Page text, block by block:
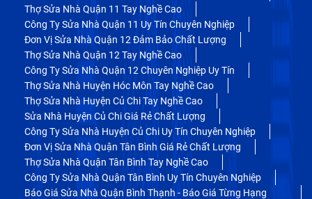
Thợ Sửa Nhà Quận 11 Tay Nghề Cao
Công Ty Sửa Nhà Quận 11 Uy Tín Chuyên Nghiệp
Đơn Vị Sửa Nhà Quận 12 Đảm Bảo Chất Lượng
Thợ Sửa Nhà Quận 12 Tay Nghề Cao
Công Ty Sửa Nhà Quận 12 Chuyên Nghiệp Uy Tín
Thợ Sửa Nhà Huyện Hóc Môn Tay Nghề Cao
Thợ Sửa Nhà Huyện Củ Chi Tay Nghề Cao
Sửa Nhà Huyện Củ Chi Giá Rẻ Chất Lượng
Công Ty Sửa Nhà Huyện Củ Chi Uy Tín Chuyên Nghiệp
Đơn Vị Sửa Nhà Quận Tân Bình Giá Rẻ Chất Lượng
Thợ Sửa Nhà Quận Tân Bình Tay Nghề Cao
Công Ty Sửa Nhà Quận Tân Bình Uy Tín Chuyên Nghiệp
Báo Giá Sửa Nhà Quận Bình Thạnh - Báo Giá Từng Hạng